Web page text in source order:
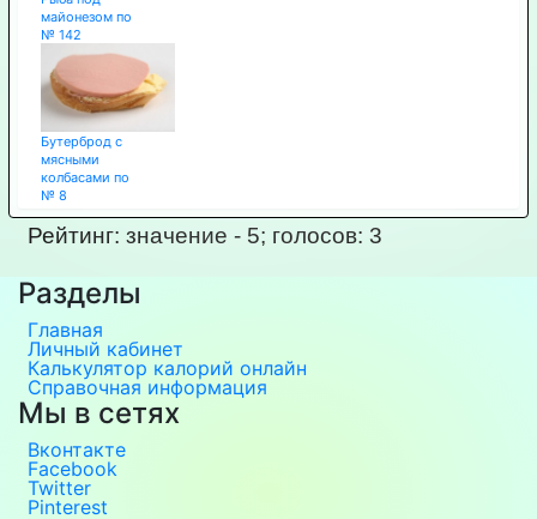
майонезом по
№ 142
Бутерброд с
мясными
колбасами по
№ 8
Рейтинг:значение - 5; голосов:3
Разделы
Главная
Личный кабинет
Калькулятор калорий онлайн
Справочная информация
Мы в сетях
Вконтакте
Facebook
Twitter
Pinterest